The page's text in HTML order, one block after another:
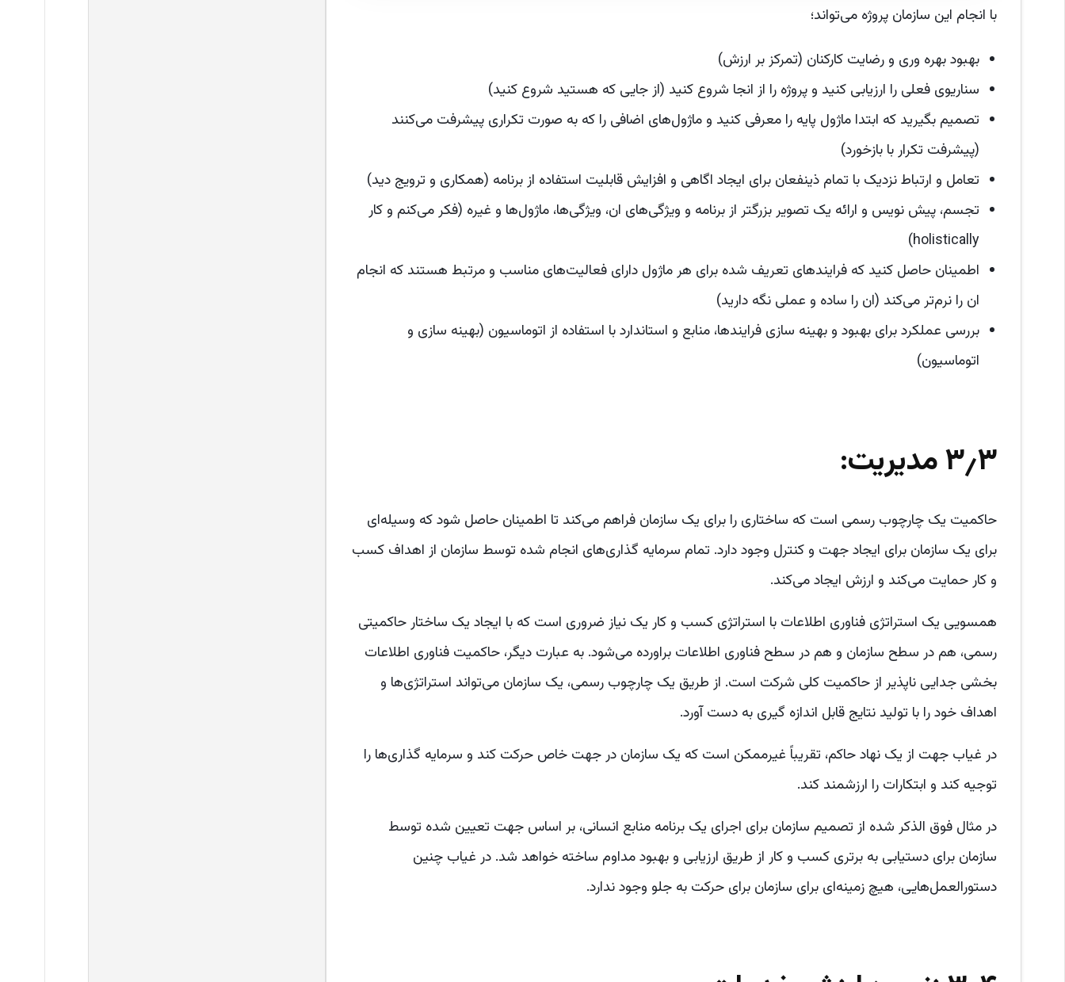
با انجام این سازمان پروژه می‌تواند؛
بهبود بهره وری و رضایت کارکنان (تمرکز بر ارزش)
سناریوی فعلی را ارزیابی کنید و پروژه را از انجا شروع کنید (از جایی که هستید شروع کنید)
تصمیم بگیرید که ابتدا ماژول پایه را معرفی کنید و ماژول‌های اضافی را که به صورت تکراری پیشرفت می‌کنند
(پیشرفت تکرار با بازخورد)
تعامل و ارتباط نزدیک با تمام ذینفعان برای ایجاد اگاهی و افزایش قابلیت استفاده از برنامه (همکاری و ترویج دید)
تجسم، پیش نویس و ارائه یک تصویر بزرگتر از برنامه و ویژگی‌های ان، ویژگی‌ها، ماژول‌ها و غیره (فکر می‌کنم و کار
holistically)
اطمینان حاصل کنید که فرایندهای تعریف شده برای هر ماژول دارای فعالیت‌های مناسب و مرتبط هستند که انجام
ان را نرم‌تر می‌کند (ان را ساده و عملی نگه دارید)
بررسی عملکرد برای بهبود و بهینه سازی فرایندها، منابع و استاندارد با استفاده از اتوماسیون (بهینه سازی و
اتوماسیون)
۳٫۳ مدیریت:
حاکمیت یک چارچوب رسمی است که ساختاری را برای یک سازمان فراهم می‌کند تا اطمینان حاصل شود که وسیله‌ای
برای یک سازمان برای ایجاد جهت و کنترل وجود دارد. تمام سرمایه گذاری‌های انجام شده توسط سازمان از اهداف کسب
و کار حمایت می‌کند و ارزش ایجاد می‌کند.
همسویی یک استراتژی فناوری اطلاعات با استراتژی کسب و کار یک نیاز ضروری است که با ایجاد یک ساختار حاکمیتی
رسمی، هم در سطح سازمان و هم در سطح فناوری اطلاعات براورده می‌شود. به عبارت دیگر، حاکمیت فناوری اطلاعات
بخشی جدایی ناپذیر از حاکمیت کلی شرکت است. از طریق یک چارچوب رسمی، یک سازمان می‌تواند استراتژی‌ها و
اهداف خود را با تولید نتایج قابل اندازه گیری به دست آورد.
در غیاب جهت از یک نهاد حاکم، تقریباً غیرممکن است که یک سازمان در جهت خاص حرکت کند و سرمایه گذاری‌ها را
توجیه کند و ابتکارات را ارزشمند کند.
در مثال فوق الذکر شده از تصمیم سازمان برای اجرای یک برنامه منابع انسانی، بر اساس جهت تعیین شده توسط
سازمان برای دستیابی به برتری کسب و کار از طریق ارزیابی و بهبود مداوم ساخته خواهد شد. در غیاب چنین
دستورالعمل‌هایی، هیچ زمینه‌ای برای سازمان برای حرکت به جلو وجود ندارد.